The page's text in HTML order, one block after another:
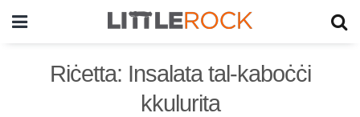
Riċetta: Insalata tal-kaboċċi
kkulurita